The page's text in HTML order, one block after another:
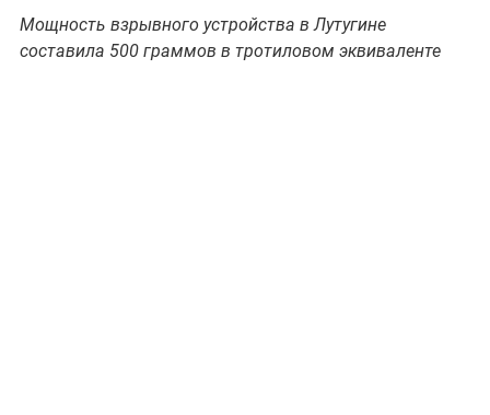
Мощность взрывного устройства в Лутугине
составила 500 граммов в тротиловом эквиваленте